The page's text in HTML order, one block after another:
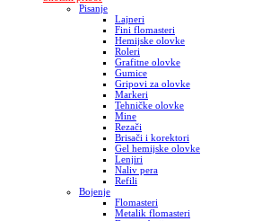
Pisanje
Lajneri
Fini flomasteri
Hemijske olovke
Roleri
Grafitne olovke
Gumice
Gripovi za olovke
Markeri
Tehničke olovke
Mine
Rezači
Brisači i korektori
Gel hemijske olovke
Lenjiri
Naliv pera
Refili
Bojenje
Flomasteri
Metalik flomasteri